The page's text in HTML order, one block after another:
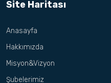
Site Haritası
Anasayfa
Hakkımızda
Misyon&Vizyon
Şubelerimiz